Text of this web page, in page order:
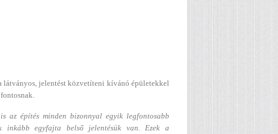
látványos, jelentést közvetíteni kívánó épületekkel
az építés minden bizonnyal egyik legfontosabb
inkább egyfajta belső jelentésük van. Ezek a